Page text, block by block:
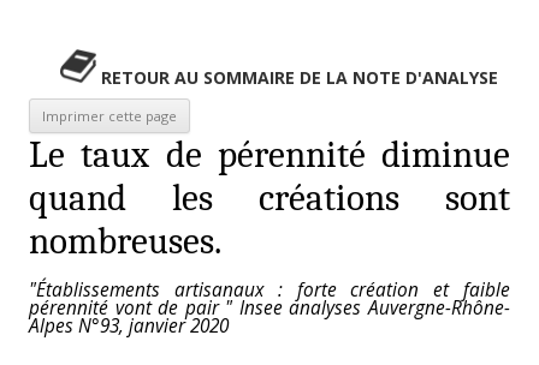
RETOUR AU SOMMAIRE DE LA NOTE D'ANALYSE
Le taux de pérennité diminue
quand les créations sont
nombreuses.
"Établissements artisanaux : forte création et faible
pérennité vont de pair " Insee analyses Auvergne-Rhône-
Alpes N°93, janvier 2020